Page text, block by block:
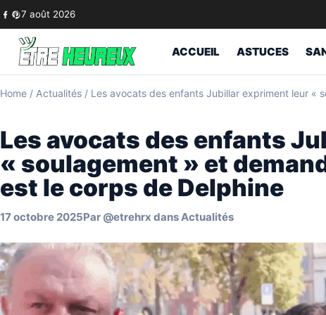
Skip to content
7 août 2026
ACCUEIL ASTUCES
Home / Actualités / Les avocats des enfants Jubillar expriment leur «
Les avocats des enfants
« soulagement » et
est le corps de Delphine
17 octobre 2025Par @etrehrx dansActualités